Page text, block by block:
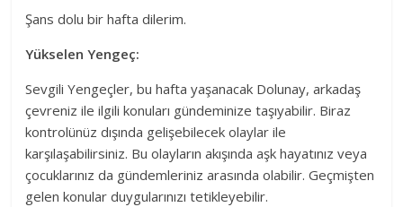
Şans dolu bir hafta dilerim.
Yükselen Yengeç:
Sevgili Yengeçler, bu hafta yaşanacak Dolunay, arkadaş
çevreniz ile ilgili konuları gündeminize taşıyabilir. Biraz
kontrolünüz dışında gelişebilecek olaylar ile
karşılaşabilirsiniz. Bu olayların akışında aşk hayatınız veya
çocuklarınız da gündemleriniz arasında olabilir. Geçmişten
gelen konular duygularınızı tetikleyebilir.